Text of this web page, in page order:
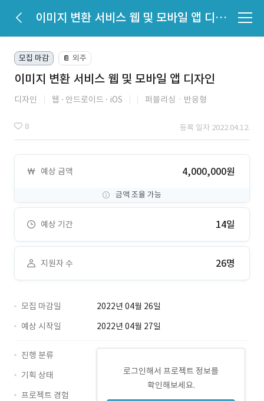
이미지 변환 서비스 웹 및 모바일 앱 디자인
모집 마감 📔 외주
이미지 변환 서비스 웹 및 모바일 앱 디자인
디자인 웹 안드로이드 iOS 퍼블리싱ㆍ반응형
8 등록 일자 2022.04.12.
예상 금액 4,000,000원
금액 조율 가능
예상 기간 14일
지원자 수 26명
모집 마감일
2022년 04월 26일
예상 시작일
2022년 04월 27일
로그인해서 프로젝트 정보를
확인해보세요.
진행 분류
기획 상태
프로젝트 경험